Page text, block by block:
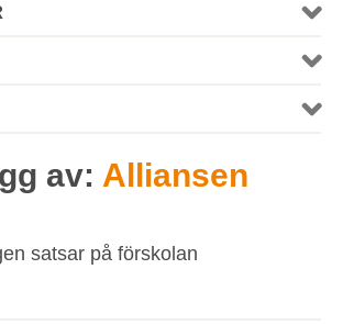
av: Alliansen
satsar på förskolan